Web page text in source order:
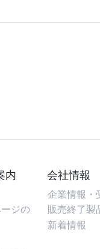
内
ジの
会社情報
企業情報・
販売終了製
新着情報